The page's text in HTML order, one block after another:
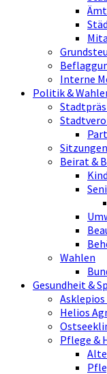
Interne
Politik &
Sitzungen
Beirat &
Wahlen
Gesundheit &
Helios
Pflege &